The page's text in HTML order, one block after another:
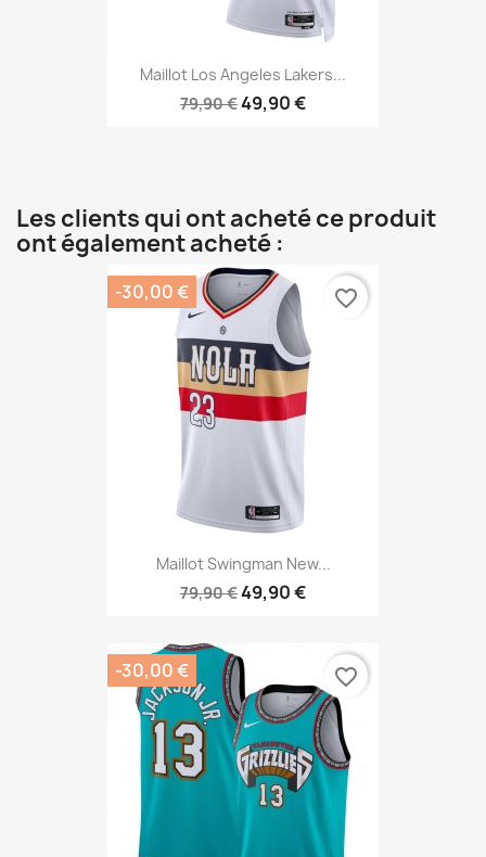
Maillot Los Angeles Lakers...
79,90 €49,90 €
Les clients qui ont acheté ce produit
ont également acheté :
Maillot Swingman New...
79,90 €49,90 €
-30,00 € favorite_border
-30,00 € favorite_border